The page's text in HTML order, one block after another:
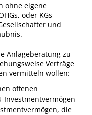
ohne eigene
oder KGs
und
Anlageberatung zu
Verträge
vermitteln wollen:
offenen
Investmentvermögen
die